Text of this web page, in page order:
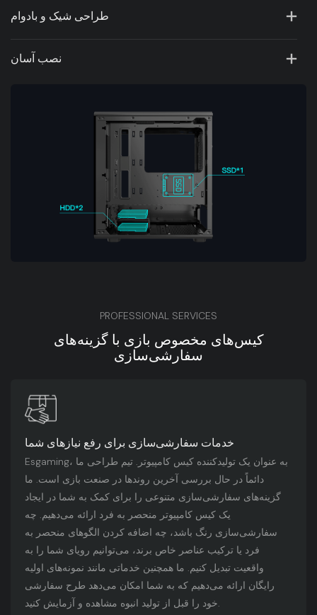
طراحی شیک و بادوام
نصب آسان
PROFESSIONAL SERVICES
کیس‌های مخصوص بازی با گزینه‌های
سفارشی‌سازی
خدمات سفارشی‌سازی برای رفع نیازهای شما
Esgaming، به عنوان یک تولیدکننده کیس کامپیوتر. تیم طراحی ما
دائماً در حال بررسی آخرین روندها در صنعت بازی است. ما
گزینه‌های سفارشی‌سازی متنوعی را برای کمک به شما در ایجاد
یک کیس کامپیوتر منحصر به فرد ارائه می‌دهیم. چه
سفارشی‌سازی رنگ باشد، چه اضافه کردن الگوهای منحصر به
فرد یا ترکیب عناصر خاص برند، می‌توانیم رویای شما را به
واقعیت تبدیل کنیم. ما همچنین خدماتی مانند نمونه‌های اولیه
رایگان ارائه می‌دهیم که به شما امکان می‌دهد طرح سفارشی
خود را قبل از تولید انبوه مشاهده و آزمایش کنید.